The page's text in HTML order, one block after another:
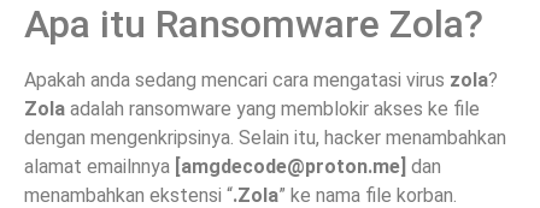
Apa itu Ransomware Zola?
Apakah anda sedang mencari cara mengatasi virus zola?
Zola adalah ransomware yang memblokir akses ke file
dengan mengenkripsinya. Selain itu, hacker menambahkan
alamat emailnnya [amgdecode@proton.me] dan
menambahkan ekstensi “.Zola” ke nama file korban.